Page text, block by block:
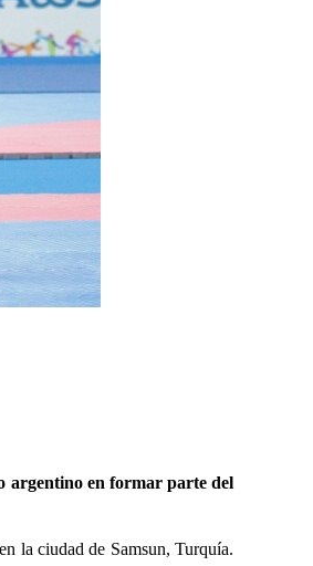
argentino en formar parte del
la ciudad de Samsun, Turquía.